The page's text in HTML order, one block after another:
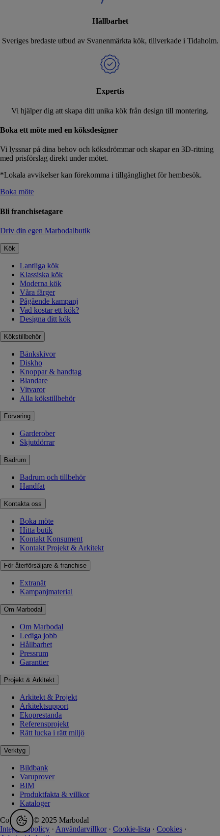
Hållbarhet
Sveriges bredaste utbud av Svanenmärkta kök, tillverkade i Tidaholm.
Expertis
Vi hjälper dig att skapa ditt unika kök från design till montering.
Boka ett möte med en köksdesigner
Vi lyssnar på dina behov och köksdrömmar och skapar en 3D-ritning
med prisförslag direkt under mötet.
*Lokala avvikelser kan förekomma i tillgänglighet för hembesök.
Boka möte
Bli franchisetagare
Driv din egen Marbodalbutik
Kök
Lantliga kök
Klassiska kök
Moderna kök
Våra färger
Pågående kampanj
Vad kostar ett kök?
Designa ditt kök
Kökstillbehör
Bänkskivor
Diskho
Knoppar & handtag
Blandare
Vitvaror
Alla kökstillbehör
Förvaring
Garderober
Skjutdörrar
Badrum
Badrum och tillbehör
Handfat
Kontakta oss
Boka möte
Hitta butik
Kontakt Konsument
Kontakt Projekt & Arkitekt
För återförsäljare & franchise
Extranät
Kampanjmaterial
Om Marbodal
Om Marbodal
Lediga jobb
Hållbarhet
Pressrum
Garantier
Projekt & Arkitekt
Arkitekt & Projekt
Arkitektsupport
Ekoprestanda
Referensprojekt
Rätt lucka i rätt miljö
Verktyg
Bildbank
Varuprover
BIM
Produktfakta & villkor
Kataloger
Copyright © 2025 Marbodal
Integritetspolicy · Användarvillkor · Cookie-lista · Cookies ·